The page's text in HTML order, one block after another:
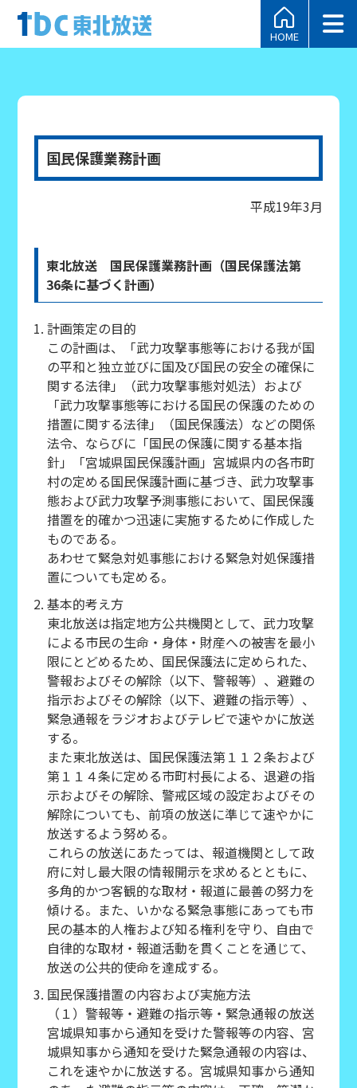
HOME
国民保護業務計画
平成19年3月
東北放送 国民保護業務計画（国民保護法第
36条に基づく計画）
計画策定の目的
この計画は、「武力攻撃事態等における我が国
の平和と独立並びに国及び国民の安全の確保に
関する法律」（武力攻撃事態対処法）および
「武力攻撃事態等における国民の保護のための
措置に関する法律」（国民保護法）などの関係
法令、ならびに「国民の保護に関する基本指
針」「宮城県国民保護計画」宮城県内の各市町
村の定める国民保護計画に基づき、武力攻撃事
態および武力攻撃予測事態において、国民保護
措置を的確かつ迅速に実施するために作成した
ものである。
あわせて緊急対処事態における緊急対処保護措
置についても定める。
基本的考え方
東北放送は指定地方公共機関として、武力攻撃
による市民の生命・身体・財産への被害を最小
限にとどめるため、国民保護法に定められた、
警報およびその解除（以下、警報等）、避難の
指示およびその解除（以下、避難の指示等）、
緊急通報をラジオおよびテレビで速やかに放送
する。
また東北放送は、国民保護法第１１２条および
第１１４条に定める市町村長による、退避の指
示およびその解除、警戒区域の設定およびその
解除についても、前項の放送に準じて速やかに
放送するよう努める。
これらの放送にあたっては、報道機関として政
府に対し最大限の情報開示を求めるとともに、
多角的かつ客観的な取材・報道に最善の努力を
傾ける。また、いかなる緊急事態にあっても市
民の基本的人権および知る権利を守り、自由で
自律的な取材・報道活動を貫くことを通じて、
放送の公共的使命を達成する。
国民保護措置の内容および実施方法
（１）警報等・避難の指示等・緊急通報の放送
宮城県知事から通知を受けた警報等の内容、宮
城県知事から通知を受けた緊急通報の内容は、
これを速やかに放送する。宮城県知事から通知